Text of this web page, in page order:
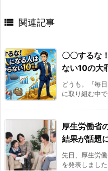
 関連記事
〇〇するな
ない10の大
どうも。『毎
に取り組む中
厚生労働省
結果が話題
先日、厚生労
を発表しまし